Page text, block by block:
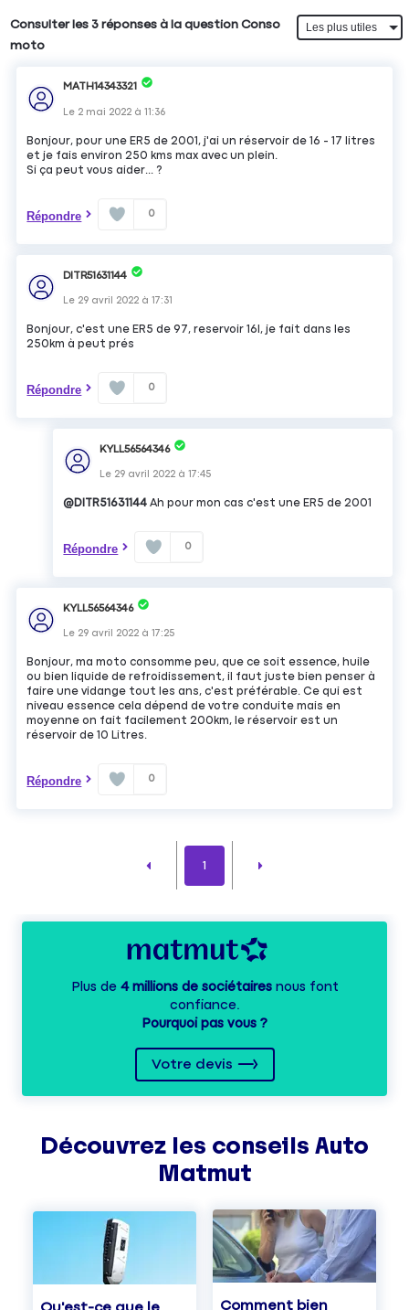
Consulter les 3 réponses à la question Conso
moto
MATH14343321
Le 2 mai 2022 à11:36
Bonjour, pour une ER5 de 2001, j'ai un réservoir de 16 - 17 litres
et je fais environ 250 kms max avec un plein.
Si ça peut vous aider... ?
Répondre 0
DITR51631144
Le 29 avril 2022 à17:31
Bonjour, c'est une ER5 de 97, reservoir 16l, je fait dans les
250km à peut prés
Répondre 0
KYLL56564346
Le 29 avril 2022 à17:45
@DITR51631144Ah pour mon cas c'est une ER5 de 2001
Répondre 0
KYLL56564346
Le 29 avril 2022 à17:25
Bonjour, ma moto consomme peu, que ce soit essence, huile
ou bien liquide de refroidissement, il faut juste bien penser à
faire une vidange tout les ans, c'est préférable. Ce qui est
niveau essence cela dépend de votre conduite mais en
moyenne on fait facilement 200km, le réservoir est un
réservoir de 10 Litres.
Répondre 0
1
Plus de 4 millions de sociétairesnous font
confiance.
Pourquoi pas vous ?
Votre devis
Découvrez les conseils Auto
Matmut
Comment bien